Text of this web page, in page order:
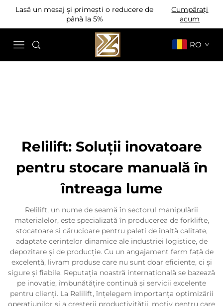
Lasă un mesaj și primești o reducere de
până la 5%
Cumpărați
acum
RO
Relilift: Soluții inovatoare
pentru stocare manuală în
întreaga lume
Relilift, un nume de seamă în sectorul manipulării
materialelor, este specializată în producerea de forklifte,
stocatoare și cărucioare pentru paleti de înaltă calitate,
adaptate cerințelor dinamice ale industriei logistice, de
depozitare și de producție. Cu un angajament ferm față de
excelență, livram produse care nu sunt doar eficiente, ci și
sigure și fiabile. Reputația noastră internațională se bazează
pe inovație, îmbunătățire continuă și servicii excelente
pentru clienți. La Relilift, înțelegem importanța optimizării
operațiunilor și a creșterii productivității, motiv pentru care